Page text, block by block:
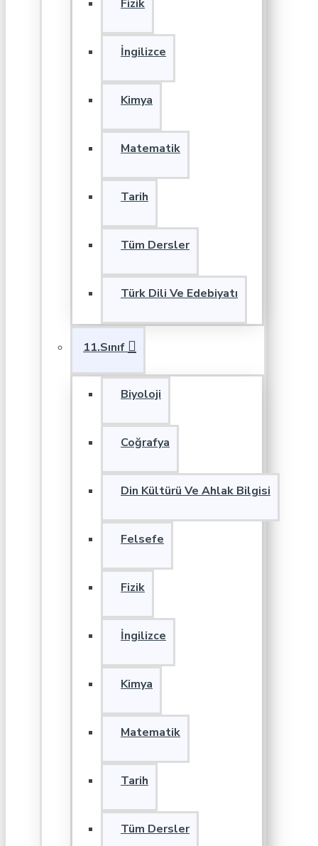
Fizik
İngilizce
Kimya
Matematik
Tarih
Tüm Dersler
Türk Dili Ve Edebiyatı
11.Sınıf
Biyoloji
Coğrafya
Din Kültürü Ve Ahlak Bilgisi
Felsefe
Fizik
İngilizce
Kimya
Matematik
Tarih
Tüm Dersler